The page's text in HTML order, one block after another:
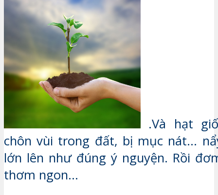
.Và hạt
chôn vùi trong đất, bị mục nát…
lớn lên như đúng ý nguyện. Rồi
thơm ngon…